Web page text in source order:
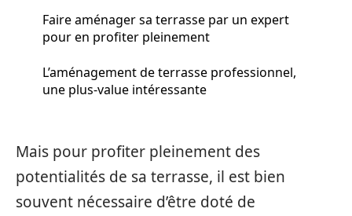
Faire aménager sa terrasse par un expert
pour en profiter pleinement
L’aménagement de terrasse professionnel,
une plus-value intéressante
Mais pour profiter pleinement des
potentialités de sa terrasse, il est bien
souvent nécessaire d’être doté de